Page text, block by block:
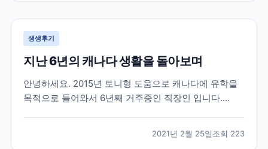
생생후기
지난 6년의 캐나다 생활을 돌아보며
안녕하세요. 2015년 토니형 도움으로 캐나다에 유학을
목적으로 들어와서 6년째 거주중인 직장인 입니다.
시간이 지났네요. 캐나다라는 나라가 어디에 있는지도
2021년 2월 25일조회 223